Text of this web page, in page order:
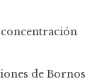
concentración
de Bornos